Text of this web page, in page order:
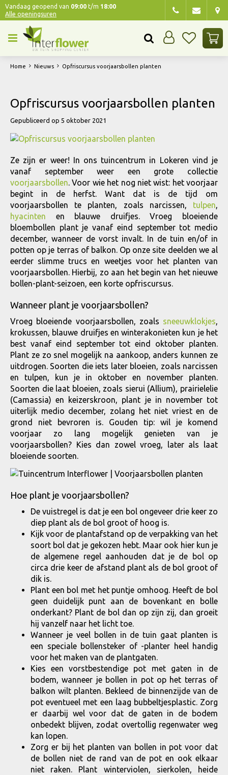
Home Nieuws Opfriscursus voorjaarsbollen planten
Vandaag geopend van 09:00 t/m 18:00
Alle openingsuren
Opfriscursus voorjaarsbollen planten
Gepubliceerd op 5 oktober 2021
Ze zijn er weer! In ons tuincentrum in Lokeren vind je
vanaf september weer een grote collectie
voorjaarsbollen. Voor wie het nog niet wist: het voorjaar
begint in de herfst. Want dat is de tijd om
voorjaarsbollen te planten, zoals narcissen, tulpen,
hyacinten en blauwe druifjes. Vroeg bloeiende
bloembollen plant je vanaf eind september tot medio
december, wanneer de vorst invalt. In de tuin en/of in
potten op je terras of balkon. Op onze site deelden we al
eerder slimme trucs en weetjes voor het planten van
voorjaarsbollen. Hierbij, zo aan het begin van het nieuwe
bollen-plant-seizoen, een korte opfriscursus.
Wanneer plant je voorjaarsbollen?
Vroeg bloeiende voorjaarsbollen, zoals sneeuwklokjes,
krokussen, blauwe druifjes en winterakonieten kun je het
best vanaf eind september tot eind oktober planten.
Plant ze zo snel mogelijk na aankoop, anders kunnen ze
uitdrogen. Soorten die iets later bloeien, zoals narcissen
en tulpen, kun je in oktober en november planten.
Soorten die laat bloeien, zoals sierui (Allium), prairielelie
(Camassia) en keizerskroon, plant je in november tot
uiterlijk medio december, zolang het niet vriest en de
grond niet bevroren is. Gouden tip: wil je komend
voorjaar zo lang mogelijk genieten van je
voorjaarsbollen? Kies dan zowel vroeg, later als laat
bloeiende soorten.
Hoe plant je voorjaarsbollen?
De vuistregel is dat je een bol ongeveer drie keer zo
diep plant als de bol groot of hoog is.
Kijk voor de plantafstand op de verpakking van het
soort bol dat je gekozen hebt. Maar ook hier kun je
de algemene regel aanhouden dat je de bol op
circa drie keer de afstand plant als de bol groot of
dik is.
Plant een bol met het puntje omhoog. Heeft de bol
geen duidelijk punt aan de bovenkant en bolle
onderkant? Plant de bol dan op zijn zij, dan groeit
hij vanzelf naar het licht toe.
Wanneer je veel bollen in de tuin gaat planten is
een speciale bollensteker of -planter heel handig
voor het maken van de plantgaten.
Kies een vorstbestendige pot met gaten in de
bodem, wanneer je bollen in pot op het terras of
balkon wilt planten. Bekleed de binnenzijde van de
pot eventueel met een laag bubbeltjesplastic. Zorg
er daarbij wel voor dat de gaten in de bodem
onbedekt blijven, zodat overtollig regenwater weg
kan lopen.
Zorg er bij het planten van bollen in pot voor dat
de bollen niet de rand van de pot en ook elkaar
niet raken. Plant winterviolen, sierkolen, heide